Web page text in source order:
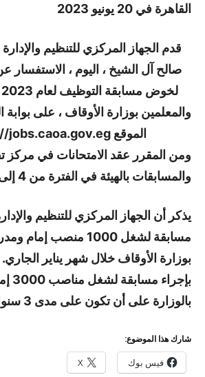
القاهرة في 20 يونيو 2023
قدم الجهاز المركزي للتنظيم والإدارة
صالح آل الشيخ ، اليوم ، الاستفسار
والمعلمين بوزارة الأوقاف ، على
الموقع https://jobs.caoa.gov.eg/.
ومن المقرر عقد الامتحانات في مركز
والمسابقات بالهيئة في الفترة من 4 إلى 13 يوليو.
يذكر أن الجهاز المركزي للتنظيم
مسابقة لشغل 1000 منصب
بوزارة الأوقاف خلال شهر يناير الجاري.
بالوزارة على أن تكون على مدى 3 سنوات مالية.
شارك هذا الموضوع:
فيس بوك X